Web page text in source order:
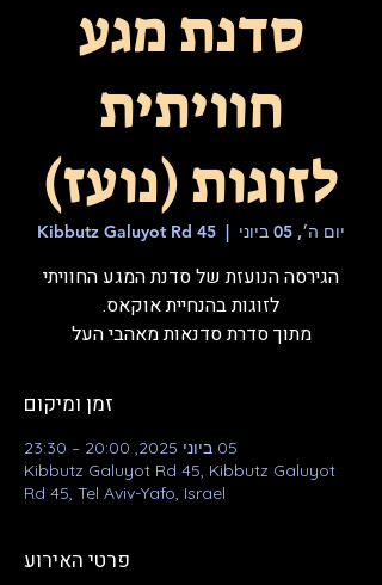
סדנת מגע
חוויתית
לזוגות (נועז)
יום ה׳, 05 ביוני
  |
Kibbutz Galuyot Rd 45
הגירסה הנועזת של סדנת המגע החוויתי
מתוך סדרת סדנאות מאהבי העל
זמן ומיקום
05 ביוני 2025, 20:00 – 23:30
Kibbutz Galuyot Rd 45, Kibbutz Galuyot
Rd 45, Tel Aviv-Yafo, Israel
פרטי האירוע